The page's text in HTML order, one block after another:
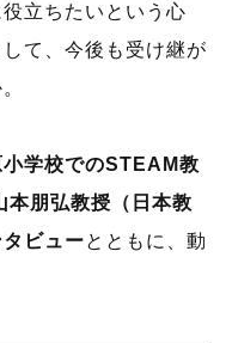
立ちたいという心
て、今後も受け継が
学校でのSTEAM教
本朋弘教授（日本教
ビューとともに、動